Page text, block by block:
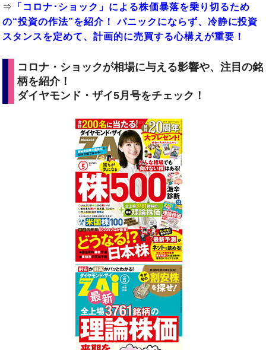
⇒
「コロナ･ショック」による株価暴落を乗り切るため
の“投資の作法”を紹介！ パニックにならず、冷静に投資
スタンスを定めて、計画的に売買する心構えが重要！
コロナ・ショックが相場に与える影響や、注目の銘
柄を紹介！
ダイヤモンド・ザイ5月号をチェック！